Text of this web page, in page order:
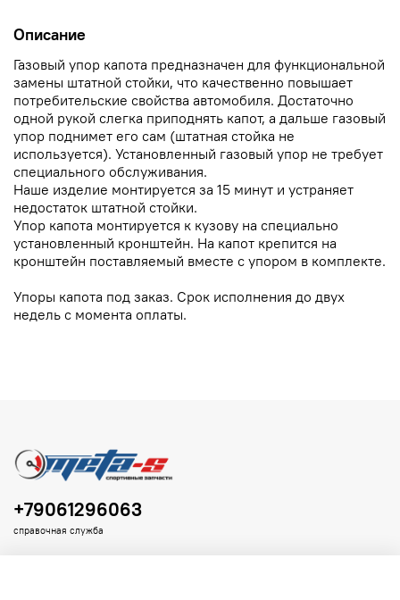
Описание
Газовый упор капота предназначен для функциональной
замены штатной стойки, что качественно повышает
потребительские свойства автомобиля. Достаточно
одной рукой слегка приподнять капот, а дальше газовый
упор поднимет его сам (штатная стойка не
используется). Установленный газовый упор не требует
специального обслуживания.
Наше изделие монтируется за 15 минут и устраняет
недостаток штатной стойки.
Упор капота монтируется к кузову на специально
установленный кронштейн. На капот крепится на
кронштейн поставляемый вместе с упором в комплекте.
Упоры капота под заказ. Срок исполнения до двух
недель с момента оплаты.
+79061296063
справочная служба